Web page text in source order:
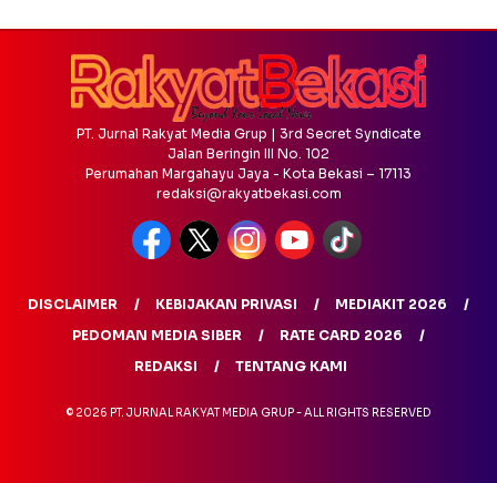
PT. Jurnal Rakyat Media Grup | 3rd Secret Syndicate
Jalan Beringin III No. 102
Perumahan Margahayu Jaya - Kota Bekasi – 17113
redaksi@rakyatbekasi.com
DISCLAIMER KEBIJAKAN PRIVASI
MEDIAKIT 2026
PEDOMAN MEDIA SIBER
RATE CARD 2026
REDAKSI
TENTANG KAMI
© 2026 PT. JURNAL RAKYAT MEDIA GRUP - ALL RIGHTS RESERVED